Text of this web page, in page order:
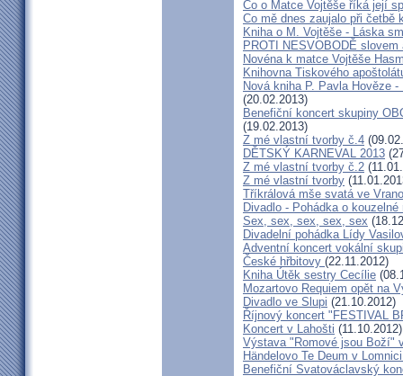
Co o Matce Vojtěše říká její
Co mě dnes zaujalo při
Kniha o M. Vojtěše - Láska
PROTI NESVOBODĚ slovem
Novéna k matce Vojtěše
Knihovna Tiskového
Nová kniha P. Pavla Hověze
(20.02.2013)
Benefiční koncert skupiny
(19.02.2013)
Z mé vlastní tvorby č.4
DĚTSKÝ KARNEVAL 2013
Z mé vlastní tvorby č.2
Z mé vlastní tvorby
Tříkrálová mše svatá ve
Divadlo - Pohádka o
Sex, sex, sex, sex, sex
Divadelní pohádka Lídy
Adventní koncert vokální
České hřbitovy (22.11.2012)
Kniha Útěk sestry Cecílie
Mozartovo Requiem opět na
Divadlo ve Slupi (21.10.2012)
Říjnový koncert "FESTIVAL
Koncert v Lahošti (11.10.2012)
Výstava "Romové jsou Boží"
Händelovo Te Deum v
Benefiční Svatováclavský